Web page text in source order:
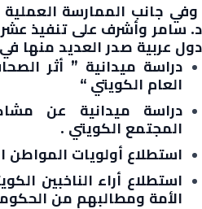
وفي جانب الممارسة العملية
د. سامر وأشرف على تنفيذ
دول عربية صدر العديد منها
دراسة ميدانية ” أثر
العام الكويتي “
دراسة ميدانية عن
المجتمع الكويتي .
استطلاع أولويات المواطن
استطلاع أراء الناخبين
الأمة ومطالبهم من